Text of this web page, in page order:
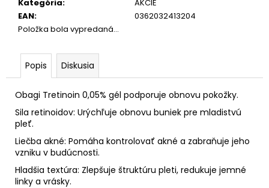
Kategória:
AKCIE
EAN:
0362032413204
Položka bola vypredaná…
Popis Diskusia
Obagi Tretinoin 0,05% gél podporuje obnovu pokožky.
Sila retinoidov: Urýchľuje obnovu buniek pre mladistvú
pleť.
Liečba akné: Pomáha kontrolovať akné a zabraňuje jeho
vzniku v budúcnosti.
Hladšia textúra: Zlepšuje štruktúru pleti, redukuje jemné
linky a vrásky.